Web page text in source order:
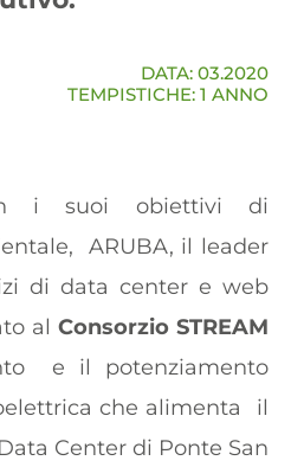
DATA: 03.2020
TEMPISTICHE: 1 ANNO
i suoi obiettivi di
ARUBA, il leader
di data center e web
al Consorzio STREAM
e il potenziamento
che alimenta il
Center di Ponte San